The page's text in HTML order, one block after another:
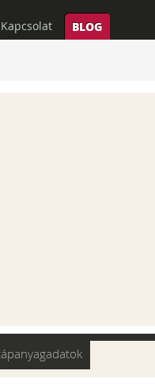
Kapcsolat BLOG